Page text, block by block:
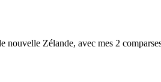
Zélande, avec mes 2